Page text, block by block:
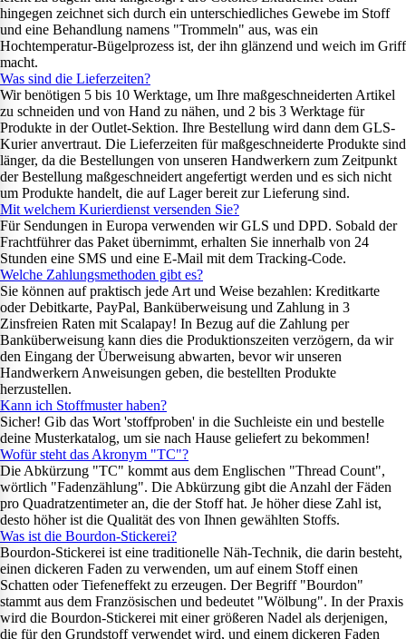
hingegen zeichnet sich durch ein unterschiedliches Gewebe im Stoff
und eine Behandlung namens "Trommeln" aus, was ein
Hochtemperatur-Bügelprozess ist, der ihn glänzend und weich im Griff
macht.
Was sind die Lieferzeiten?
Wir benötigen 5 bis 10 Werktage, um Ihre maßgeschneiderten Artikel
zu schneiden und von Hand zu nähen, und 2 bis 3 Werktage für
Produkte in der Outlet-Sektion. Ihre Bestellung wird dann dem GLS-
Kurier anvertraut. Die Lieferzeiten für maßgeschneiderte Produkte sind
länger, da die Bestellungen von unseren Handwerkern zum Zeitpunkt
der Bestellung maßgeschneidert angefertigt werden und es sich nicht
um Produkte handelt, die auf Lager bereit zur Lieferung sind.
Mit welchem Kurierdienst versenden Sie?
Für Sendungen in Europa verwenden wir GLS und DPD. Sobald der
Frachtführer das Paket übernimmt, erhalten Sie innerhalb von 24
Stunden eine SMS und eine E-Mail mit dem Tracking-Code.
Welche Zahlungsmethoden gibt es?
Sie können auf praktisch jede Art und Weise bezahlen: Kreditkarte
oder Debitkarte, PayPal, Banküberweisung und Zahlung in 3
Zinsfreien Raten mit Scalapay! In Bezug auf die Zahlung per
Banküberweisung kann dies die Produktionszeiten verzögern, da wir
den Eingang der Überweisung abwarten, bevor wir unseren
Handwerkern Anweisungen geben, die bestellten Produkte
herzustellen.
Kann ich Stoffmuster haben?
Sicher! Gib das Wort 'stoffproben' in die Suchleiste ein und bestelle
deine Musterkatalog, um sie nach Hause geliefert zu bekommen!
Wofür steht das Akronym "TC"?
Die Abkürzung "TC" kommt aus dem Englischen "Thread Count",
wörtlich "Fadenzählung". Die Abkürzung gibt die Anzahl der Fäden
pro Quadratzentimeter an, die der Stoff hat. Je höher diese Zahl ist,
desto höher ist die Qualität des von Ihnen gewählten Stoffs.
Was ist die Bourdon-Stickerei?
Bourdon-Stickerei ist eine traditionelle Näh-Technik, die darin besteht,
einen dickeren Faden zu verwenden, um auf einem Stoff einen
Schatten oder Tiefeneffekt zu erzeugen. Der Begriff "Bourdon"
stammt aus dem Französischen und bedeutet "Wölbung". In der Praxis
wird die Bourdon-Stickerei mit einer größeren Nadel als derjenigen,
die für den Grundstoff verwendet wird, und einem dickeren Faden